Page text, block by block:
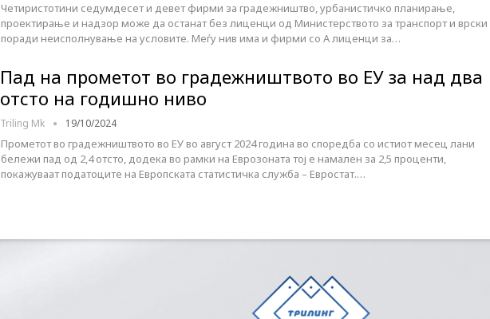
Четиристотини седумдесет и девет фирми за градежништво, урбанистичко планирање,
проектирање и надзор може да останат без лиценци од Министерството за транспорт и врски
поради неисполнување на условите. Меѓу нив има и фирми со А лиценци за…
Пад на прометот во градежништвото во ЕУ за над два
отсто на годишно ниво
Triling Mk 19/10/2024
Прометот во градежништвото во ЕУ во август 2024 година во споредба со истиот месец лани
бележи пад од 2,4 отсто, додека во рамки на Еврозоната тој е намален за 2,5 проценти,
покажуваат податоците на Европската статистичка служба – Евростат.…